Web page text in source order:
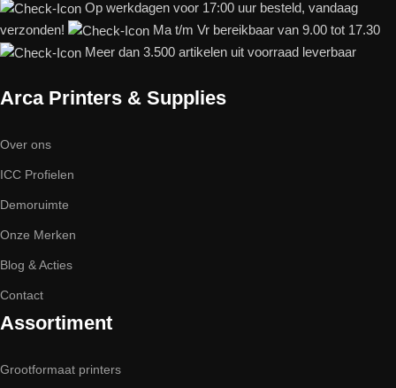
Op werkdagen voor 17:00 uur besteld, vandaag
verzonden!
Ma t/m Vr bereikbaar van 9.00 tot 17.30
Meer dan 3.500 artikelen uit voorraad leverbaar
Arca Printers & Supplies
Over ons
ICC Profielen
Demoruimte
Onze Merken
Blog & Acties
Contact
Assortiment
Grootformaat printers